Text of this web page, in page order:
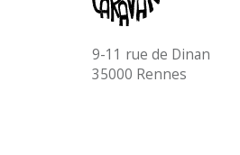
9-11 rue de Dinan
35000 Rennes